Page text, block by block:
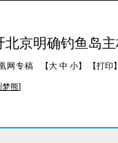
北京明确钓鱼岛
网专稿 【大 中 小】 【打印
梦熊]